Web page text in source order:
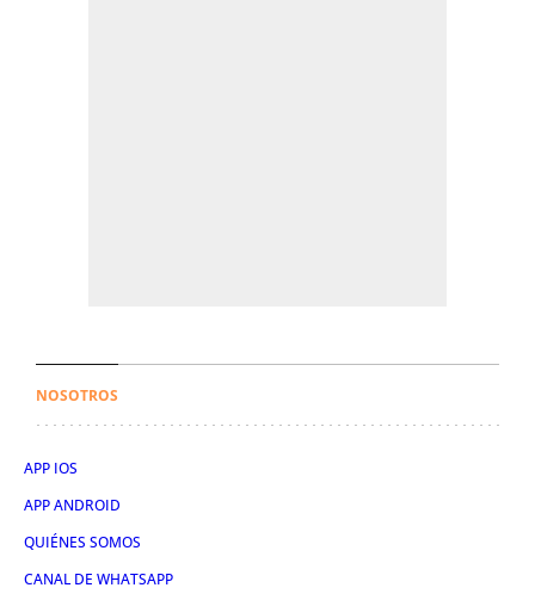
NOSOTROS
APP IOS
APP ANDROID
QUIÉNES SOMOS
CANAL DE WHATSAPP